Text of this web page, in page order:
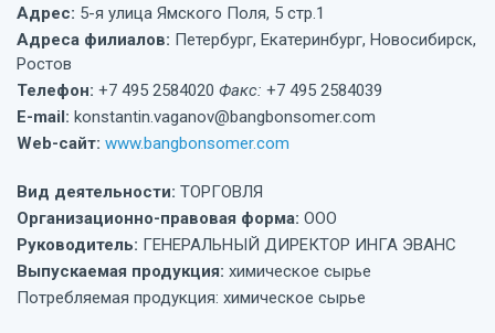
Адрес: 5-я улица Ямского Поля, 5 стр.1
Адреса филиалов: Петербург, Екатеринбург, Новосибирск,
Ростов
Телефон: +7 495 2584020 Факс: +7 495 2584039
E-mail: konstantin.vaganov@bangbonsomer.com
Web-сайт: www.bangbonsomer.com
Вид деятельности: ТОРГОВЛЯ
Организационно-правовая форма: ООО
Руководитель: ГЕНЕРАЛЬНЫЙ ДИРЕКТОР ИНГА ЭВАНС
Выпускаемая продукция: химическое сырье
Потребляемая продукция: химическое сырье